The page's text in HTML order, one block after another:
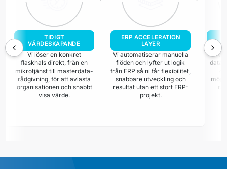
TIDIGT
VÄRDESKAPANDE
Vi löser en konkret
flaskhals direkt, från en
mikrotjänst till masterdata-
rådgivning, för att avlasta
organisationen och snabbt
visa värde.
ERP ACCELERATION
LAYER
Vi automatiserar manuella
flöden och lyfter ut logik
från ERP så ni får flexibilitet,
snabbare utveckling och
resultat utan ett stort ERP-
projekt.
Vi